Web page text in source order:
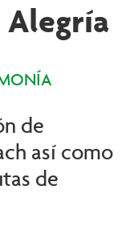
Alegría
de
así como
de